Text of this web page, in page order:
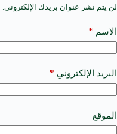
لن يتم نشر عنوان بريدك الإلكتروني.
الاسم *
البريد الإلكتروني *
الموقع
A
t
e
a
t
i
e
: